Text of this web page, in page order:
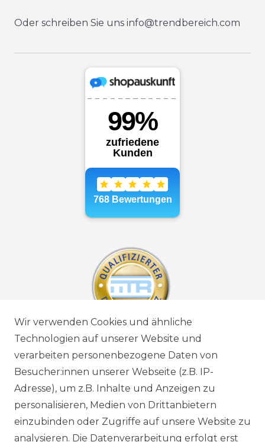
Oder schreiben Sie uns info@trendbereich.com
Wir verwenden Cookies und ähnliche
Technologien auf unserer Website und
verarbeiten personenbezogene Daten von
Besucher:innen unserer Webseite (z.B. IP-
Adresse), um z.B. Inhalte und Anzeigen zu
personalisieren, Medien von Drittanbietern
einzubinden oder Zugriffe auf unsere Website zu
analysieren. Die Datenverarbeitung erfolgt erst